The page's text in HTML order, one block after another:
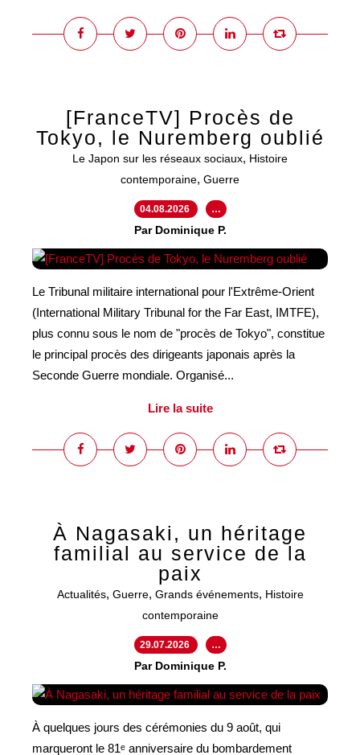
[FranceTV] Procès de
Tokyo, le Nuremberg oublié
Le Japon sur les réseaux sociaux, Histoire
contemporaine, Guerre
04.08.2026 …
Par Dominique P.
Le Tribunal militaire international pour l'Extrême-Orient
(International Military Tribunal for the Far East, IMTFE),
plus connu sous le nom de "procès de Tokyo", constitue
le principal procès des dirigeants japonais après la
Seconde Guerre mondiale. Organisé...
Lire la suite
À Nagasaki, un héritage
familial au service de la
paix
Actualités, Guerre, Grands événements, Histoire
contemporaine
29.07.2026 …
Par Dominique P.
À quelques jours des cérémonies du 9 août, qui
marqueront le 81ᵉ anniversaire du bombardement